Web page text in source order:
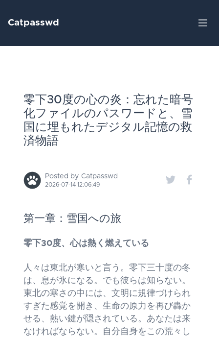
Catpasswd
零下30度の心の炎：忘れた暗号
化ファイルのパスワードと、雪
国に埋もれたデジタル記憶の救
済物語
Posted by Catpasswd
2026-07-14 12:06:49
第一章：雪国への旅
零下30度、心は熱く燃えている
人々は東北が寒いと言う。零下三十度の冬
は、息が氷になる。でも彼らは知らない。
東北の寒さの中には、文明に規律づけられ
すぎた感覚を開き、生命の原力を再び轟か
せる、熱い鍵が隠されている。あなたは来
なければならない。自分自身をこの荒々し